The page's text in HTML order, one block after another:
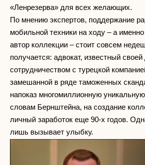
«Ленрезерва» для всех желающих.
По мнению экспертов, поддержание
мобильной техники на ходу – а именно
автор коллекции – стоит совсем
получается: адвокат, известный
сотрудничеством с турецкой
замешанной в ряде таможенных
напоказ многомиллионную
словам Бернштейна, на создание
личный заработок еще 90-х годов.
лишь вызывает улыбку.